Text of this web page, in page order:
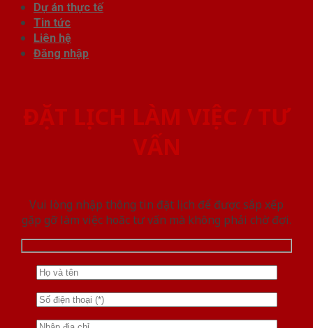
Dự án thực tế
Tin tức
Liên hệ
Đăng nhập
ĐẶT LỊCH LÀM VIỆC / TƯ
VẤN
Vui lòng nhập thông tin đặt lịch để được sắp xếp
gặp gỡ làm việc hoăc tư vấn mà không phải chờ đợi.